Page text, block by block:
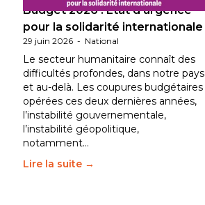
Budget 2026 : État d’urgence
pour la solidarité internationale
29 juin 2026 - National
Le secteur humanitaire connaît des
difficultés profondes, dans notre pays
et au-delà. Les coupures budgétaires
opérées ces deux dernières années,
l’instabilité gouvernementale,
l’instabilité géopolitique,
notamment…
Lire la suite →